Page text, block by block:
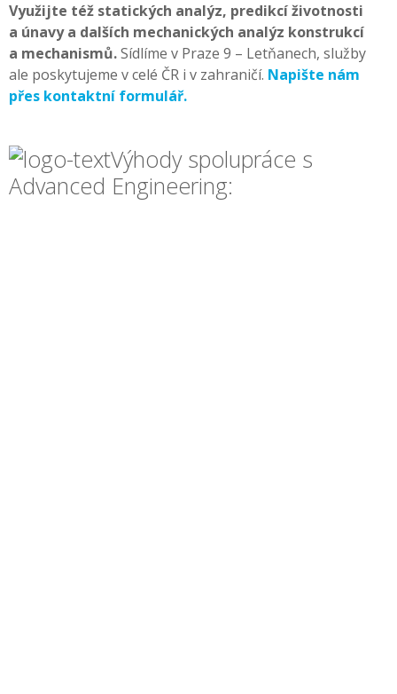
Využijte též statických analýz, predikcí životnosti
a únavy a dalších mechanických analýz konstrukcí
a mechanismů.Sídlíme v Praze 9 – Letňanech, služby
ale poskytujeme v celé ČR i v zahraničí. Napište nám
přes kontaktní formulář.
Výhody spolupráce s
Advanced Engineering: